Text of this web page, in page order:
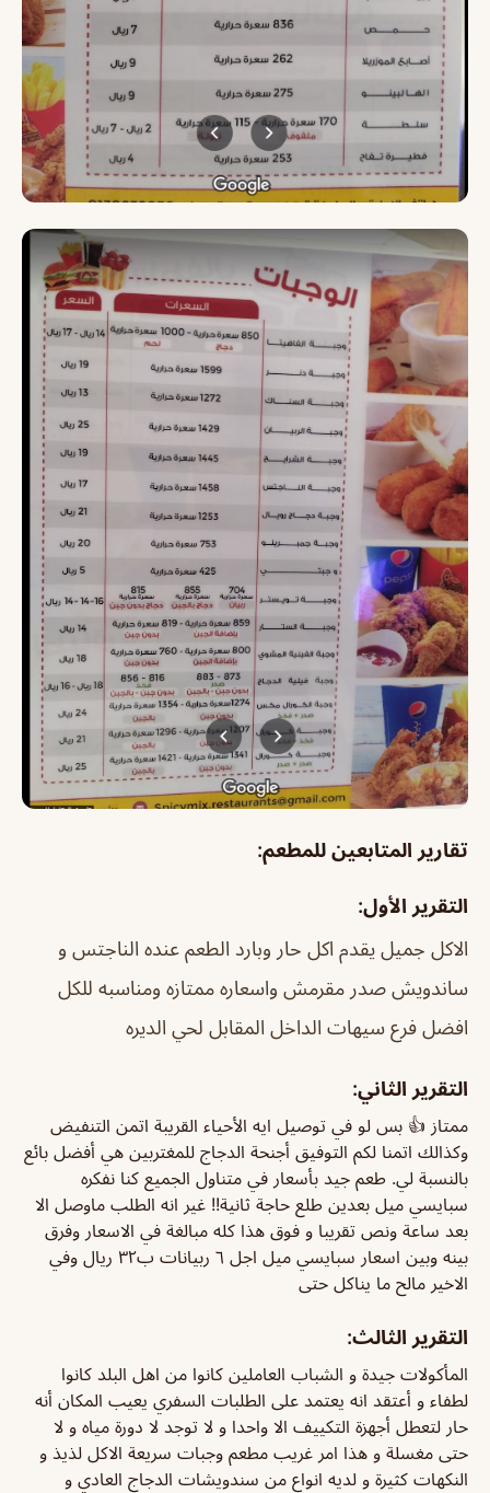
تقارير المتابعين للمطعم:
التقرير الأول:
الاكل جميل يقدم اكل حار وبارد الطعم عنده الناجتس و
ساندويش صدر مقرمش واسعاره ممتازه ومناسبه للكل
افضل فرع سيهات الداخل المقابل لحي الديره
التقرير الثاني:
ممتاز 👍 بس لو في توصيل ايه الأحياء القريبة اتمن التنفيض
وكذالك اتمنا لكم التوفيق أجنحة الدجاج للمغتربين هي أفضل بائع
بالنسبة لي. طعم جيد بأسعار في متناول الجميع كنا نفكره
سبايسي ميل بعدين طلع حاجة ثانية!! غير انه الطلب ماوصل الا
بعد ساعة ونص تقريبا و فوق هذا كله مبالغة في الاسعار وفرق
بينه وبين اسعار سبايسي ميل اجل ٦ ربيانات ب٣٢ ريال وفي
الاخير مالح ما يناكل حتى
التقرير الثالث:
المأكولات جيدة و الشباب العاملين كانوا من اهل البلد كانوا
لطفاء و أعتقد انه يعتمد على الطلبات السفري يعيب المكان أنه
حار لتعطل أجهزة التكييف الا واحدا و لا توجد لا دورة مياه و لا
حتى مغسلة و هذا امر غريب مطعم وجبات سريعة الاكل لذيذ و
النكهات كثيرة و لديه انواع من سندويشات الدجاج العادي و